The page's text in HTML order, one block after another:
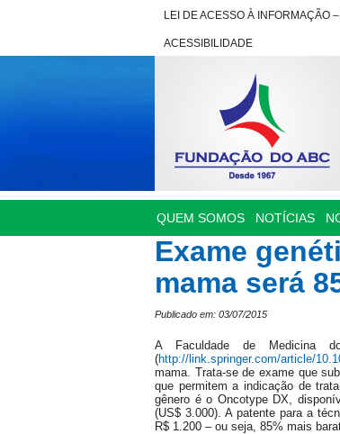
LEI DE ACESSO À INFORMAÇÃO –
ACESSIBILIDADE
QUEM SOMOS NOTÍCIAS
Exame
mama será
Publicado em: 03/07/2015
A Faculdade de Medicina
(http://link.springer.com/article/
mama. Trata-se de exame que
que permitem a indicação de
gênero é o Oncotype DX,
(US$ 3.000). A patente para a
R$ 1.200 – ou seja, 85% mais